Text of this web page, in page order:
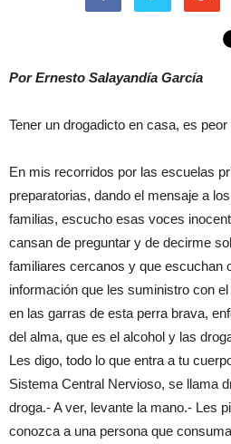
Por Ernesto Salayandía García
Tener un drogadicto en casa, es
En mis recorridos por las escuelas
preparatorias, dando el mensaje a
familias, escucho esas voces
cansan de preguntar y de decirme
familiares cercanos y que escuchan
información que les suministro con
en las garras de esta perra brava,
del alma, que es el alcohol y las
Les digo, todo lo que entra a tu
Sistema Central Nervioso, se llama
droga.- A ver, levante la mano.- Les
conozca a una persona que